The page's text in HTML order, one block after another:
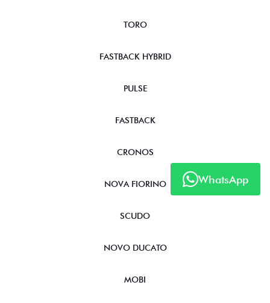
WhatsApp
TORO
FASTBACK HYBRID
PULSE
FASTBACK
CRONOS
NOVA FIORINO
SCUDO
NOVO DUCATO
MOBI